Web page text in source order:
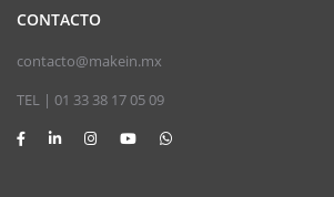
CONTACTO
contacto@makein.mx
TEL | 01 33 38 17 05 09